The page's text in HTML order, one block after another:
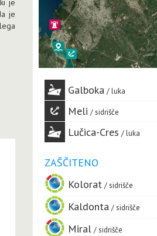
je
je
Galboka luka
Meli sidrišče
Lučica-Cres luka
ZAŠČITENO
Kolorat
sidrišče
Kaldonta sidrišče
Miral sidrišče